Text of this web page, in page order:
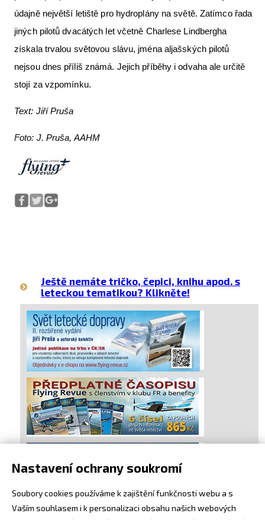
údajně největší letiště pro hydroplány na světě. Zatímco řada
jiných pilotů dvacátých let včetně Charlese Lindbergha
získala trvalou světovou slávu, jména aljašských pilotů
nejsou dnes příliš známá. Jejich příběhy i odvaha ale určitě
stojí za vzpomínku.
Text: Jiří Pruša
Foto: J. Pruša, AAHM
Ještě nemáte tričko, čepici, knihu apod. s
leteckou tematikou? Klikněte!
Nastavení ochrany soukromí
Soubory cookies používáme k zajištění funkčnosti webu a s
Vaším souhlasem i k personalizaci obsahu našich webových